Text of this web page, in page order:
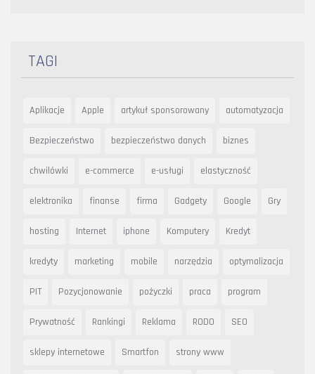
TAGI
Aplikacje Apple artykuł sponsorowany automatyzacja
Bezpieczeństwo bezpieczeństwo danych biznes
chwilówki e-commerce e-usługi elastyczność
elektronika finanse firma Gadgety Google Gry
hosting Internet iphone Komputery Kredyt
kredyty marketing mobile narzędzia optymalizacja
PIT Pozycjonowanie pożyczki praca program
Prywatność Rankingi Reklama RODO SEO
sklepy internetowe Smartfon strony www